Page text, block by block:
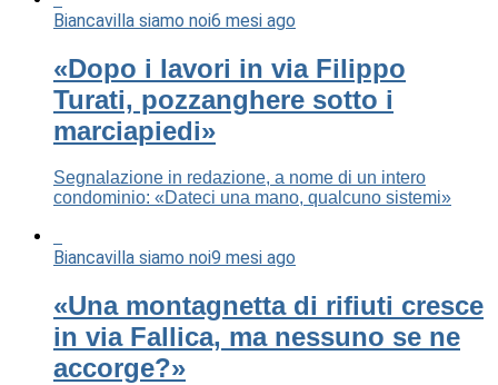
Biancavilla siamo noi6 mesi ago
«Dopo i lavori in via Filippo
Turati, pozzanghere sotto i
marciapiedi»
Segnalazione in redazione, a nome di un intero
condominio: «Dateci una mano, qualcuno sistemi»
Biancavilla siamo noi9 mesi ago
«Una montagnetta di rifiuti cresce
in via Fallica, ma nessuno se ne
accorge?»